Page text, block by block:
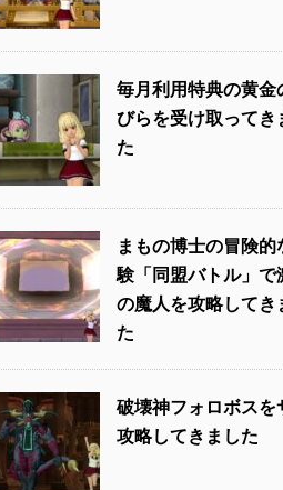
毎月利用特典の黄金
びらを受け取ってき
た
まもの博士の冒険的
験「同盟バトル」で
の魔人を攻略してき
た
破壊神フォロボスを
攻略してきました